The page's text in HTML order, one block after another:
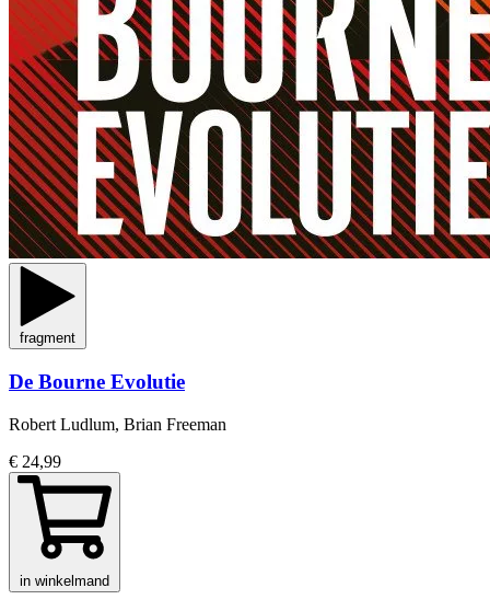
fragment
De Bourne Evolutie
Robert Ludlum, Brian Freeman
€ 24,99
in winkelmand